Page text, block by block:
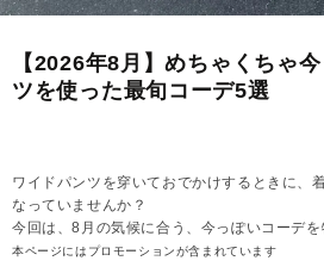
【2026年8月】めちゃくちゃ
ツを使った最旬コーデ5選
ワイドパンツを穿いておでかけするときに、
なっていませんか？
今回は、8月の気候に合う、今っぽいコーデ
本ページにはプロモーションが含まれています